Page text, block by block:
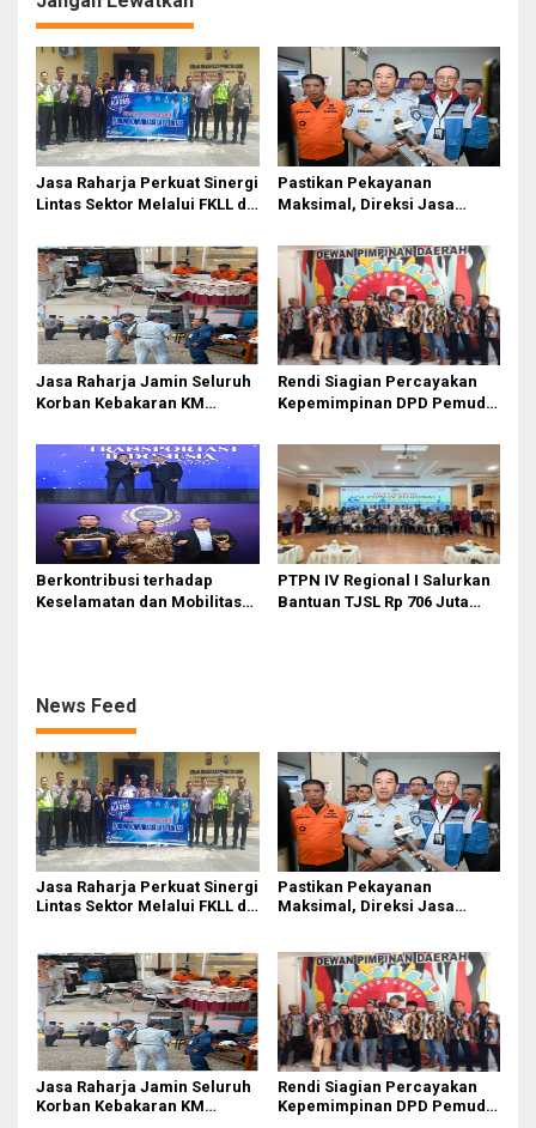
Jasa Raharja Perkuat Sinergi
Lintas Sektor Melalui FKLL di
Pastikan Pekayanan
Maksimal, Direksi Jasa
Kebakaran KM Mutiara
Sentosa II
Jasa Raharja Jamin Seluruh
Korban Kebakaran KM
Perairan Sumenep
Rendi Siagian Percayakan
Kepemimpinan DPD Pemuda
kepada Josef Sembiring
Berkontribusi terhadap
Keselamatan dan Mobilitas
PTPN IV Regional I Salurkan
Bantuan TJSL Rp 706 Juta
News Feed
Jasa Raharja Perkuat Sinergi
Lintas Sektor Melalui FKLL di
Pastikan Pekayanan
Maksimal, Direksi Jasa
Sentosa II
Jasa Raharja Jamin Seluruh
Korban Kebakaran KM
Rendi Siagian Percayakan
Kepemimpinan DPD Pemuda